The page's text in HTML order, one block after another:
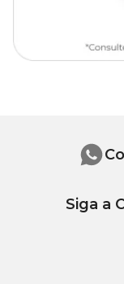
Cada 100 ml
Excipientes q.s.p.
Conservar em local
fora do alcance de
Siga a